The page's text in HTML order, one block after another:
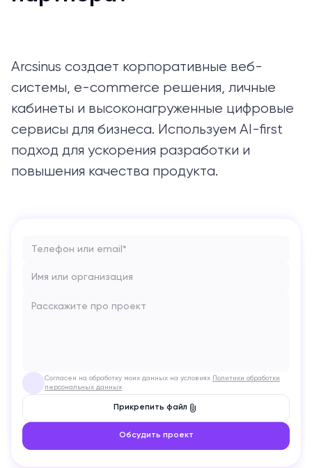
Arcsinus создает корпоративные веб-
системы, e-commerce решения, личные
кабинеты и высоконагруженные цифровые
сервисы для бизнеса. Используем AI-first
подход для ускорения разработки и
повышения качества продукта.
Телефон или email*
Имя или организация
Расскажите про проект
Согласен на обработку моих данных на условиях Политики обработки
персональных данных
Прикрепить файл
Обсудить проект